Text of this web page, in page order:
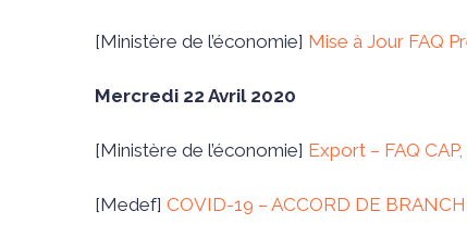
[Ministère de l’économie] Mise à Jour FAQ
Mercredi 22 Avril 2020
[Ministère de l’économie] Export – FAQ
[Medef] COVID-19 – ACCORD DE